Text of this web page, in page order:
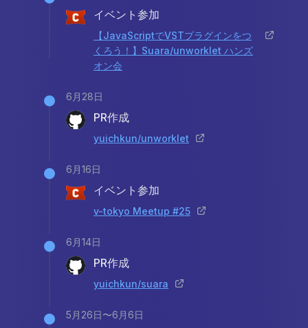
イベント参加
【JavaScriptでVSTプラグインをつ
くろう！】Suara/unworklet ハンズ
オン会
6月28日
PR作成
yuichkun/unworklet
6月16日
イベント参加
v-tokyo Meetup #25
6月14日
PR作成
yuichkun/suara
5月26日〜6月6日